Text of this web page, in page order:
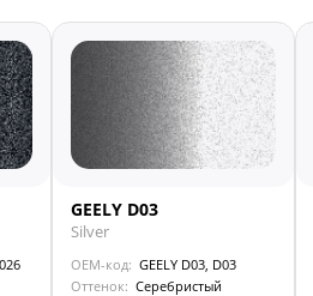
GEELY D03
Silver
OEM-код: GEELY D03, D03
Оттенок: Серебристый